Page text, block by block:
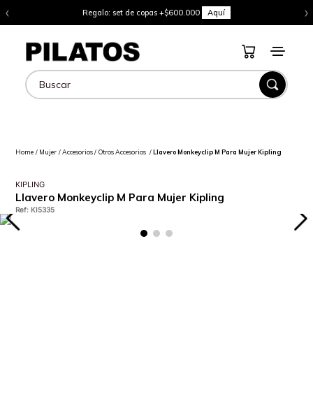
‹ Regalo: set de copas +$600.000 Aquí ›
Buscar
Mujer Accesorios Otros Accesorios Llavero Monkeyclip M Para Mujer Kipling
KIPLING
Llavero Monkeyclip M Para Mujer Kipling
Ref: KI5335